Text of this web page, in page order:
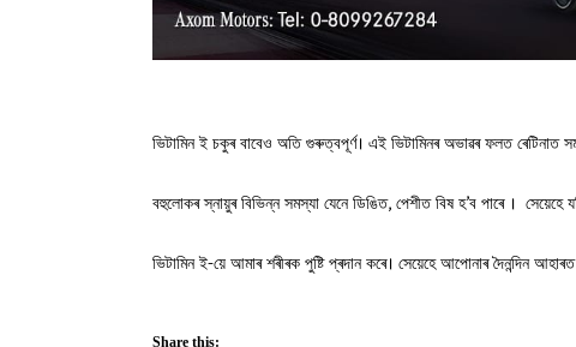
ভিটামিন ই চকুৰ বাবেও অতি গুৰুত্বপূৰ্ণ। এই ভিটামিনৰ অভাৱৰ ফলত ৰেটিনাত
বহুলোকৰ স্নায়ুৰ বিভিন্ন সমস্যা যেনে ডিঙিত, পেশীত বিষ হ’ব পাৰে ।
ভিটামিন ই-য়ে আমাৰ শৰীৰক পুষ্টি প্ৰদান কৰে। সেয়েহে আপোনাৰ দৈনন্দিন
Share this: